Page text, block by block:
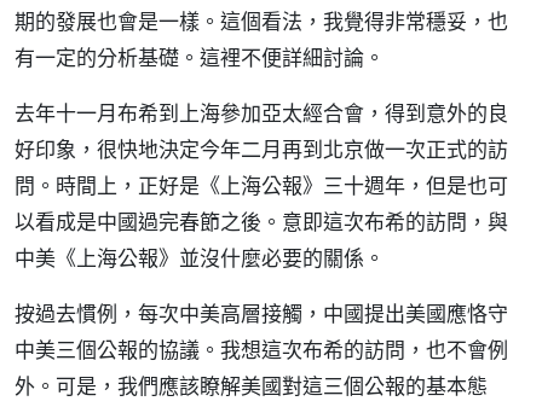
期的發展也會是一樣。這個看法，我覺得非常穩妥，也
有一定的分析基礎。這裡不便詳細討論。
去年十一月布希到上海參加亞太經合會，得到意外的良
好印象，很快地決定今年二月再到北京做一次正式的訪
問。時間上，正好是《上海公報》三十週年，但是也可
以看成是中國過完春節之後。意即這次布希的訪問，與
中美《上海公報》並沒什麼必要的關係。
按過去慣例，每次中美高層接觸，中國提出美國應恪守
中美三個公報的協議。我想這次布希的訪問，也不會例
外。可是，我們應該瞭解美國對這三個公報的基本態